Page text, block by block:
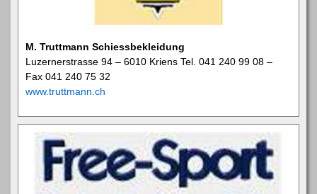
M. Truttmann Schiessbekleidung
Luzernerstrasse 94 – 6010 Kriens Tel. 041 240 99 08 –
Fax 041 240 75 32
www.truttmann.ch